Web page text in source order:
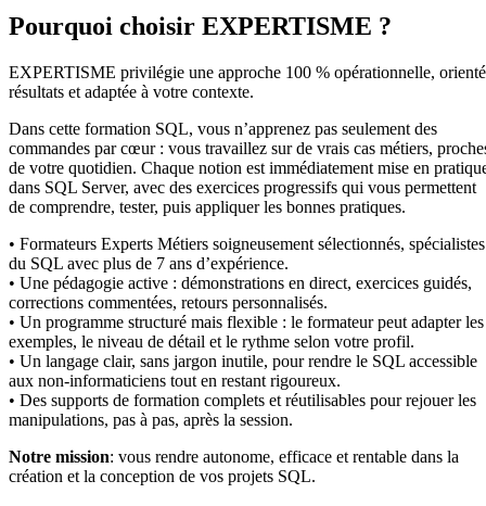
Pourquoi choisir EXPERTISME ?
EXPERTISME privilégie une approche 100 % opérationnelle,
résultats et adaptée à votre contexte.
Dans cette formation SQL, vous n’apprenez pas seulement des
commandes par cœur : vous travaillez sur de vrais cas métiers,
de votre quotidien. Chaque notion est immédiatement mise en
dans SQL Server, avec des exercices progressifs qui vous permettent
de comprendre, tester, puis appliquer les bonnes pratiques.
• Formateurs Experts Métiers soigneusement sélectionnés, spécialistes
du SQL avec plus de 7 ans d’expérience.
• Une pédagogie active : démonstrations en direct, exercices guidés,
corrections commentées, retours personnalisés.
• Un programme structuré mais flexible : le formateur peut adapter les
exemples, le niveau de détail et le rythme selon votre profil.
• Un langage clair, sans jargon inutile, pour rendre le SQL accessible
aux non-informaticiens tout en restant rigoureux.
• Des supports de formation complets et réutilisables pour rejouer les
manipulations, pas à pas, après la session.
Notre mission: vous rendre autonome, efficace et rentable dans la
création et la conception de vos projets SQL.